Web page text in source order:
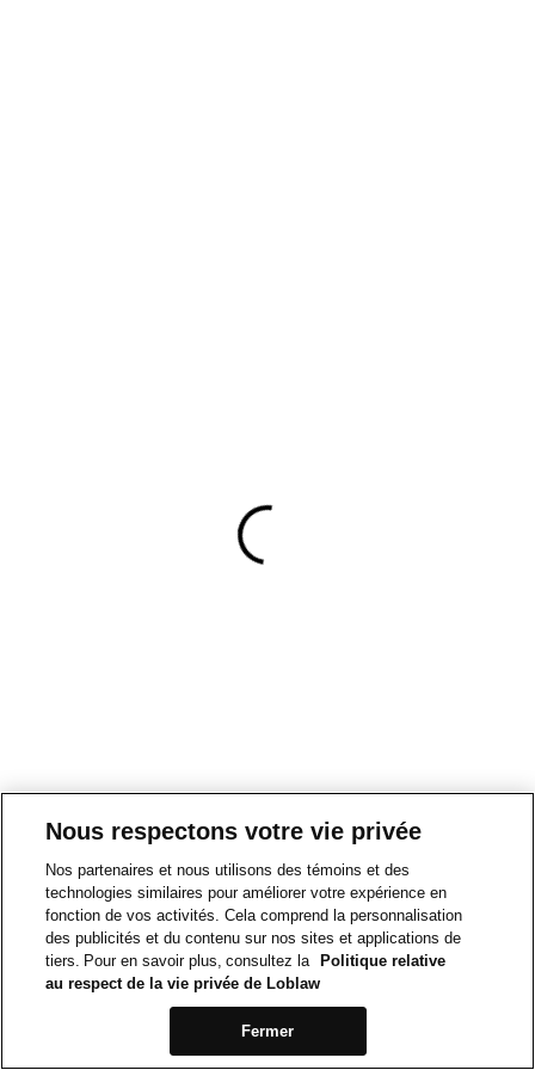
Nous respectons votre vie privée
Nos partenaires et nous utilisons des témoins et des
technologies similaires pour améliorer votre expérience en
fonction de vos activités. Cela comprend la personnalisation
des publicités et du contenu sur nos sites et applications de
tiers. Pour en savoir plus, consultez la
Politique relative
au respect de la vie privée de Loblaw
Fermer